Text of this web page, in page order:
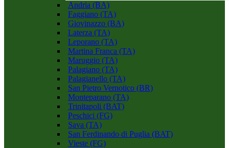
Andria (BA)
Faggiano (TA)
Giovinazzo (BA)
Laterza (TA)
Leporano (TA)
Martina Franca (TA)
Maruggio (TA)
Palagiano (TA)
Palagianello (TA)
San Pietro Vernotico (BR)
Monteparano (TA)
Trinitapoli (BAT)
Peschici (FG)
Sava (TA)
San Ferdinando di Puglia (BAT)
Vieste (FG)